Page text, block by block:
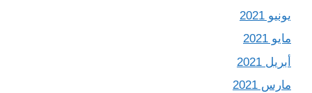
يونيو 2021
مايو 2021
أبريل 2021
مارس 2021